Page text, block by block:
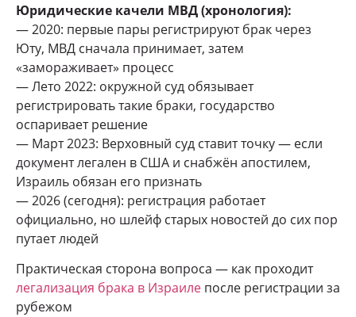
Юридические качели МВД (хронология):
— 2020: первые пары регистрируют брак через
Юту, МВД сначала принимает, затем
«замораживает» процесс
— Лето 2022: окружной суд обязывает
регистрировать такие браки, государство
оспаривает решение
— Март 2023: Верховный суд ставит точку — если
документ легален в США и снабжён апостилем,
Израиль обязан его признать
— 2026 (сегодня): регистрация работает
официально, но шлейф старых новостей до сих пор
путает людей
Практическая сторона вопроса — как проходит
легализация брака в Израиле после регистрации за
рубежом